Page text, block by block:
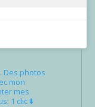
Des photos
mon
mes
1 clic ⬇️